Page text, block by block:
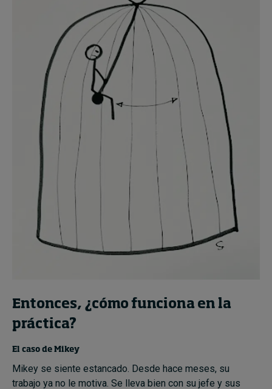
Entonces, ¿cómo funciona en la
práctica?
El caso de Mikey
Mikey se siente estancado. Desde hace meses, su
trabajo ya no le motiva. Se lleva bien con su jefe y sus